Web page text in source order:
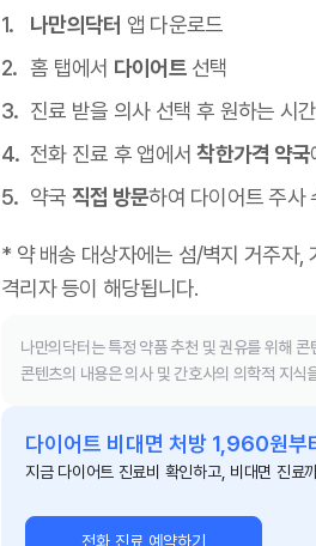
나만의닥터 앱 다운로드
홈 탭에서 다이어트선택
진료 받을 의사 선택 후 원하는 시
전화 진료 후 앱에서착한가격 약국
약국 직접 방문하여 다이어트 주사
* 약 배송 대상자에는 섬/벽지 거주자,
격리자 등이 해당됩니다.
나만의닥터는 특정 약품 추천 및 권유를 위해
콘텐츠의 내용은 의사 및 간호사의 의학적 지식
다이어트 비대면 처방 1,960원부
지금 다이어트 진료비 확인하고, 비대면 진료
전화 진료 예약하기